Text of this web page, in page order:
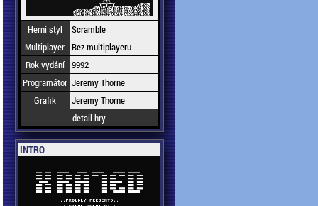
Herní styl
Scramble
Multiplayer Bez multiplayeru
Rok vydání 9992
Programátor Jeremy Thorne
Grafik
Jeremy Thorne
detail hry
INTRO